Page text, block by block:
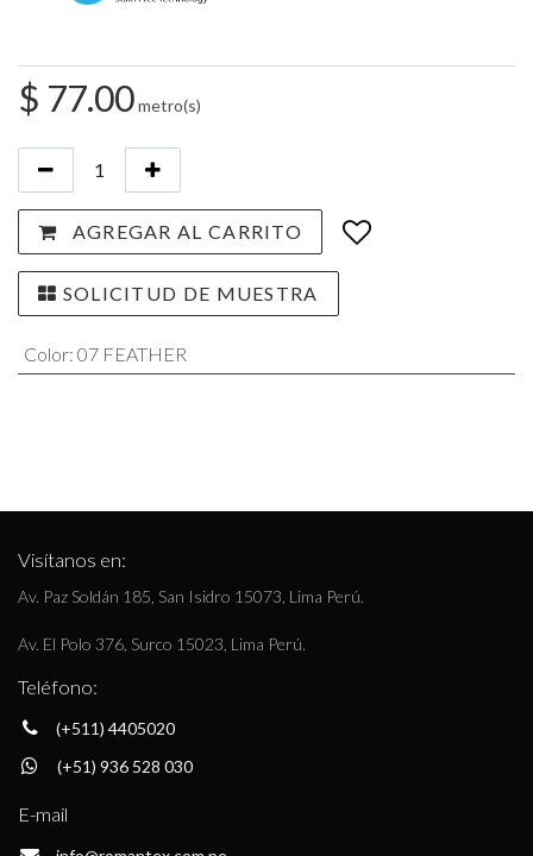
$ 77.00metro(s)
AGREGAR AL CARRITO
SOLICITUD DE MUESTRA
Color: 07 FEATHER
Visítanos en:
Av. Paz Soldán 185, San Isidro 15073, Lima Perú.
Av. El Polo 376, Surco 15023, Lima Perú.
Teléfono:
(+511) 4405020
(+51) 936 528 030
E-mail